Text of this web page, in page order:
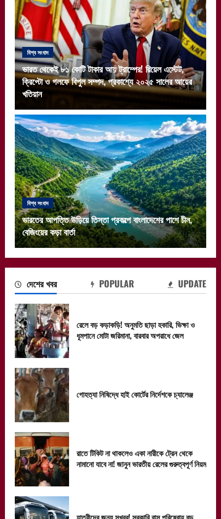
বিশ্ব সংবাদ
ভারত থেকেই ৮১ কোটি টাকার আয় ট্রাম্পের! রিয়েল এস্টেট,
ক্রিপ্টো ও গলফে বিপুল সম্পদ, প্রকাশ্যে ২০২৫ সালের আয়ের
খতিয়ান
বিশ্ব সংবাদ
ভারতের আপত্তি উড়িয়ে তিস্তা প্রকল্পে বাংলাদেশের পাশে চীন,
বেজিংয়ের কড়া বার্তা
দেশের খবর POPULAR UPDATE
রেলে বড় কড়াকড়ি! অনুমতি ছাড়া হকারি, ভিক্ষা ও
ধূমপানে মোটা জরিমানা, বারবার অপরাধে জেল
গোহত্যা নিষিদ্ধে হাই কোর্টের নির্দেশকে চ্যালেঞ্জ
রাতে টিকিট না থাকলেও একা নারীকে ট্রেন থেকে
নামানো যাবে না! জানুন ভারতীয় রেলের গুরুত্বপূর্ণ নিয়ম